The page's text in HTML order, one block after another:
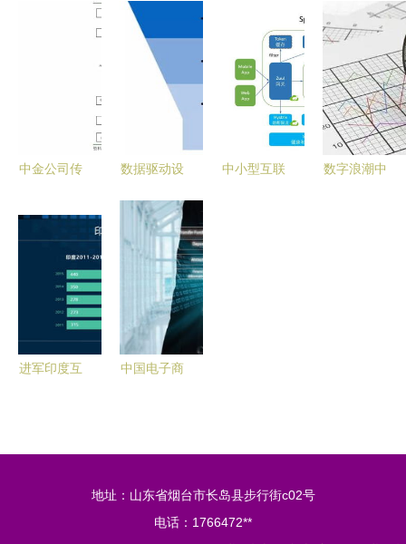
海探索 与
实体经济加
速融合的互
联网数据服
寻常百姓家
展现，驱动
商家盈利攀
升
中金公司传
业数据月报
场稳健增
长，观影需
求逐步恢
复，互联网
数据驱动设
金融公司如
何利用数据
服务验证产
品设计
中小型互联
数字浪潮中
进军印度互
中国电子商
新趋势
地址：山东省烟台市长岛县步行街c02号
电话：1766472**